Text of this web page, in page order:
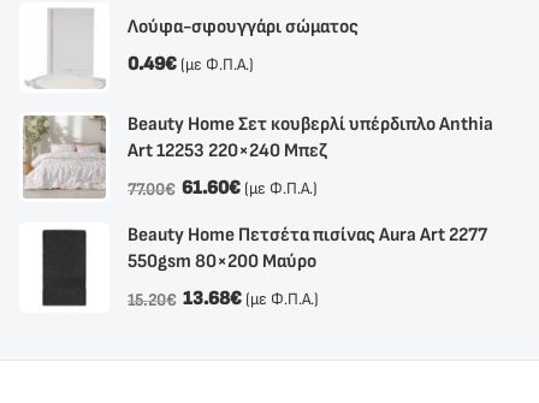
Λούφα-σφουγγάρι σώματος
0.49€ (με Φ.Π.Α.)
Beauty Home Σετ κουβερλί υπέρδιπλο Anthia
Αrt 12253 220×240 Μπεζ
77.00€ 61.60€ (με Φ.Π.Α.)
Beauty Home Πετσέτα πισίνας Aura Art 2277
550gsm 80×200 Μαύρο
15.20€ 13.68€ (με Φ.Π.Α.)